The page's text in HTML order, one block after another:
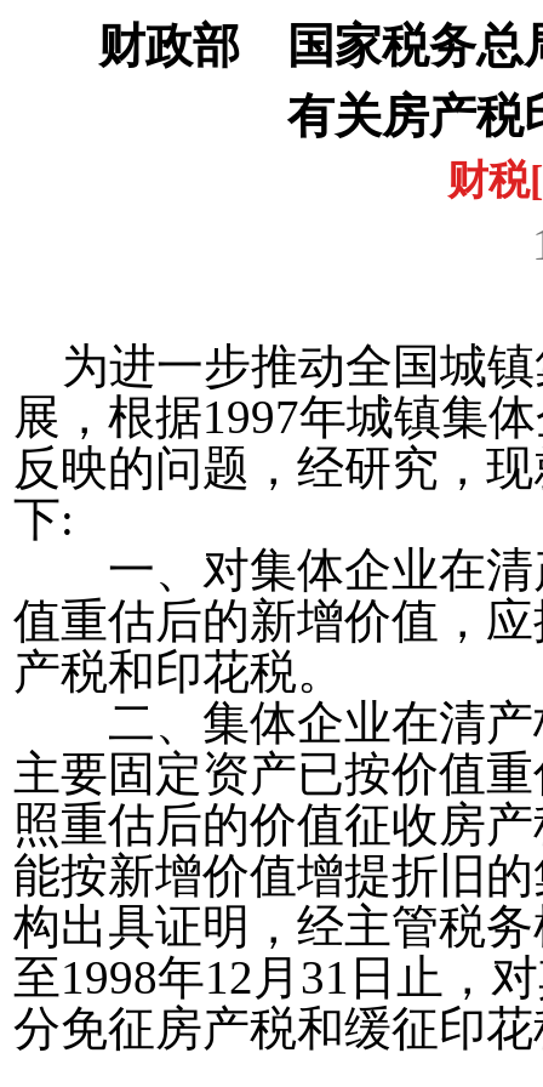
财政部 国家税务总
有关房产税
财税
为进一步推动全国城
展，根据1997年城镇集
反映的问题，经研究，
下:
一、对集体企业在清
值重估后的新增价值，
产税和印花税。
二、集体企业在清产
主要固定资产已按价值
照重估后的价值征收房
能按新增价值增提折旧
构出具证明，经主管税
至1998年12月 31 日止，
分免征房产税和缓征印